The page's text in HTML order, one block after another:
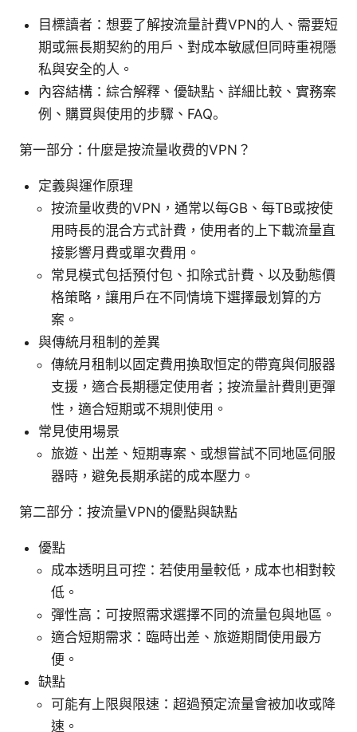
目標讀者：想要了解按流量計費VPN的人、需要短
期或無長期契約的用戶、對成本敏感但同時重視隱
私與安全的人。
內容結構：綜合解釋、優缺點、詳細比較、實務案
例、購買與使用的步驟、FAQ。
第一部分：什麼是按流量收费的VPN？
定義與運作原理
按流量收费的VPN，通常以每GB、每TB或按使
用時長的混合方式計費，使用者的上下載流量直
接影響月費或單次費用。
常見模式包括預付包、扣除式計費、以及動態價
格策略，讓用戶在不同情境下選擇最划算的方
案。
與傳統月租制的差異
傳統月租制以固定費用換取恒定的帶寬與伺服器
支援，適合長期穩定使用者；按流量計費則更彈
性，適合短期或不規則使用。
常見使用場景
旅遊、出差、短期專案、或想嘗試不同地區伺服
器時，避免長期承諾的成本壓力。
第二部分：按流量VPN的優點與缺點
優點
成本透明且可控：若使用量較低，成本也相對較
低。
彈性高：可按照需求選擇不同的流量包與地區。
適合短期需求：臨時出差、旅遊期間使用最方
便。
缺點
可能有上限與限速：超過預定流量會被加收或降
速。